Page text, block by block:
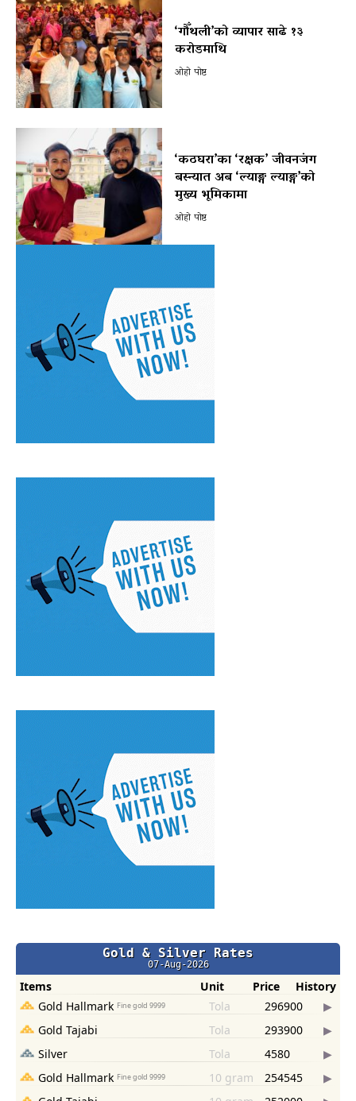
‘गौँथली’को व्यापार साढे १३
करोडमाथि
ओहो पोष्ट
‘कठघरा’का ‘रक्षक’ जीवनजंग
बस्न्यात अब ‘ल्याङ्ग ल्याङ्ग’को
मुख्य भूमिकामा
ओहो पोष्ट